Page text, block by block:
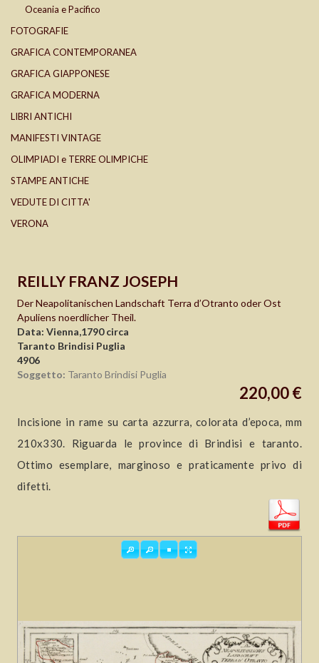
Oceania e Pacifico
FOTOGRAFIE
GRAFICA CONTEMPORANEA
GRAFICA GIAPPONESE
GRAFICA MODERNA
LIBRI ANTICHI
MANIFESTI VINTAGE
OLIMPIADI e TERRE OLIMPICHE
STAMPE ANTICHE
VEDUTE DI CITTA'
VERONA
REILLY FRANZ JOSEPH
Der Neapolitanischen Landschaft Terra d’Otranto oder Ost
Apuliens noerdlicher Theil.
Data: Vienna,1790 circa
Taranto Brindisi Puglia
4906
Soggetto: Taranto Brindisi Puglia
220,00 €
Incisione in rame su carta azzurra, colorata d’epoca, mm
210x330. Riguarda le province di Brindisi e taranto.
Ottimo esemplare, marginoso e praticamente privo di
difetti.